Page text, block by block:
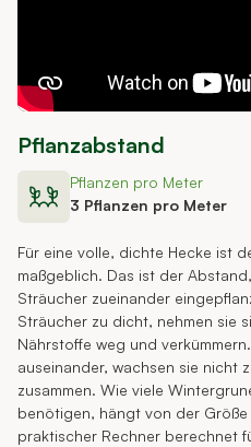
Pflanzabstand
Pflanzen pro Meter
3 Pflanzen pro Meter
Für eine volle, dichte Hecke ist
maßgeblich. Das ist der
Sträucher zueinander
Sträucher zu dicht, nehmen sie
Nährstoffe weg und
auseinander, wachsen sie nicht
zusammen. Wie viele
benötigen, hängt von der Größe
praktischer Rechner berechnet